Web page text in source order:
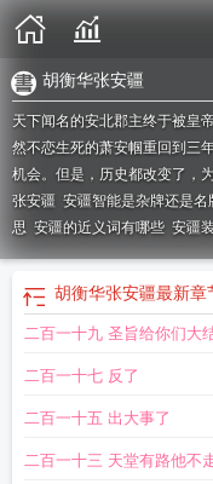
胡衡华张安疆
天下闻名的安北郡主终于被皇
然不恋生死的萧安帼重回到三
机会。但是，历史都改变了，
张安疆 安疆智能是杂牌还是名
思 安疆的近义词有哪些 安疆
智能拖拉机生产厂家是那里的
安疆智能拖拉机张安疆 河
公司
高科安疆是什么意思安疆老
装备是干什么的安疆兴茶
疆羊毛衫质量怎么样重庆公
己安疆智能牌拖拉机哪里生
胡衡华张安疆最新章
二百一十九 圣旨给你们大
二百一十七 反了
二百一十五 出大事了
二百一十三 天堂有路他不